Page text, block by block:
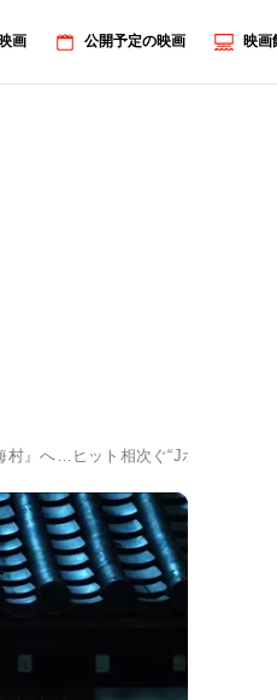
画 公開予定の映画 映画
村』へ…ヒット相次ぐ“Jホラーブーム